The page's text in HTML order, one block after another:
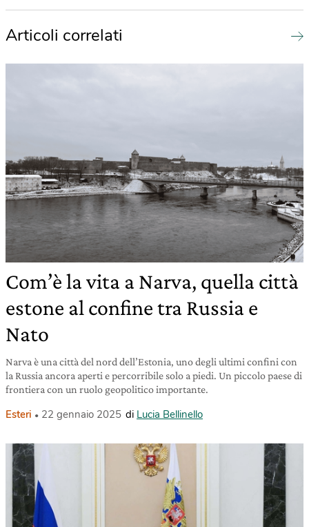
Articoli correlati
Com’è la vita a Narva, quella città
estone al confine tra Russia e
Nato
Narva è una città del nord dell’Estonia, uno degli ultimi confini con
la Russia ancora aperti e percorribile solo a piedi. Un piccolo paese di
frontiera con un ruolo geopolitico importante.
Esteri 22 gennaio 2025 di Lucia Bellinello